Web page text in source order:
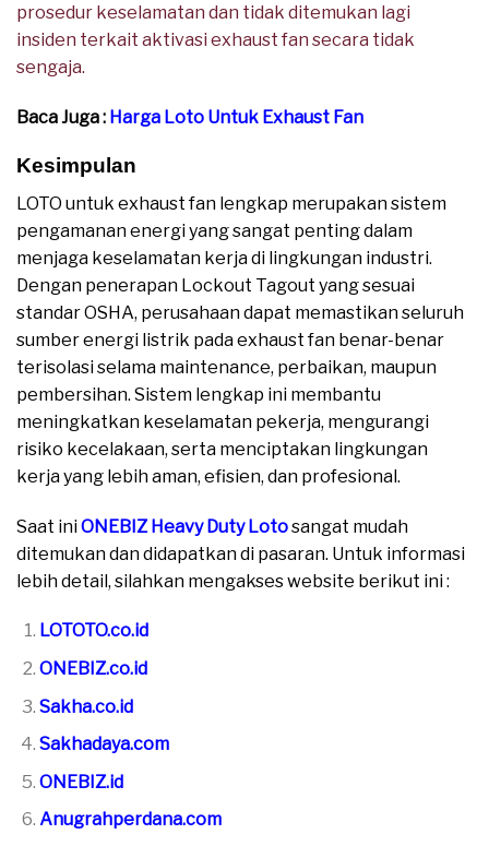
prosedur keselamatan dan tidak ditemukan lagi
insiden terkait aktivasi exhaust fan secara tidak
sengaja.
Baca Juga : Harga Loto Untuk Exhaust Fan
Kesimpulan
LOTO untuk exhaust fan lengkap merupakan sistem
pengamanan energi yang sangat penting dalam
menjaga keselamatan kerja di lingkungan industri.
Dengan penerapan Lockout Tagout yang sesuai
standar OSHA, perusahaan dapat memastikan seluruh
sumber energi listrik pada exhaust fan benar-benar
terisolasi selama maintenance, perbaikan, maupun
pembersihan. Sistem lengkap ini membantu
meningkatkan keselamatan pekerja, mengurangi
risiko kecelakaan, serta menciptakan lingkungan
kerja yang lebih aman, efisien, dan profesional.
Saat iniONEBIZ Heavy Duty Lotosangat mudah
ditemukan dan didapatkan di pasaran. Untuk informasi
lebih detail, silahkan mengakses website berikut ini :
LOTOTO.co.id
ONEBIZ.co.id
Sakha.co.id
Sakhadaya.com
ONEBIZ.id
Anugrahperdana.com